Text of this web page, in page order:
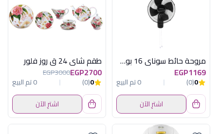
مروحة حائط سوناي 16 بوصة , 60 وات, 3 أوضاع للسرعة MAR -1611
EGP1169
0
(0)
0 تم البيع
اشترِ الآن
طقم شاى 24 ق روز فلور
EGP2700
EGP3000
0
(0)
0 تم البيع
اشترِ الآن